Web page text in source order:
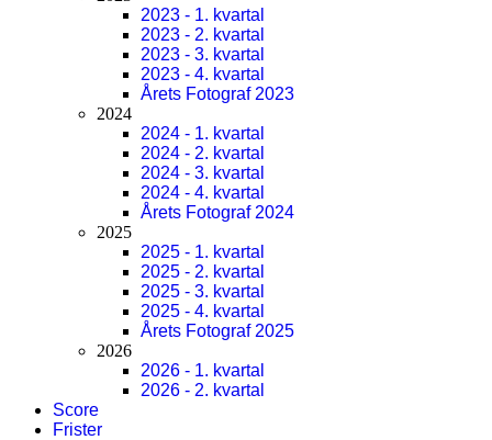
2023 - 1. kvartal
2023 - 2. kvartal
2023 - 3. kvartal
2023 - 4. kvartal
Årets Fotograf 2023
2024
2024 - 1. kvartal
2024 - 2. kvartal
2024 - 3. kvartal
2024 - 4. kvartal
Årets Fotograf 2024
2025
2025 - 1. kvartal
2025 - 2. kvartal
2025 - 3. kvartal
2025 - 4. kvartal
Årets Fotograf 2025
2026
2026 - 1. kvartal
2026 - 2. kvartal
Score
Frister